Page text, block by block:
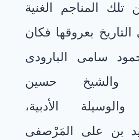
المناجم الغنية
التاريخ بعروقها فكان
سامى البارودى
والشيخ حسين
الأدبية،
بن على المَرْصفى